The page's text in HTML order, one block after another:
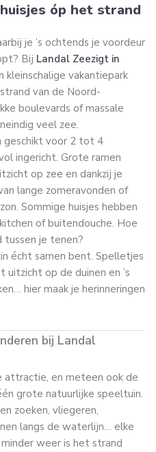
óp het strand
je ’s ochtends je voordeur
Bij Landal Zeezigt in
kleinschalige vakantiepark
van de Noord-
boulevards of massale
veel zee.
geschikt voor 2 tot 4
ingericht. Grote ramen
op zee en dankzij je
lange zomeravonden of
Sommige huisjes hebben
of buitendouche. Hoe
tussen je tenen?
écht samen bent. Spelletjes
op de duinen en ’s
hier maak je herinneringen
bij Landal
en meteen ook de
grote natuurlijke speeltuin.
zoeken, vliegeren,
langs de waterlijn… elke
weer is het strand